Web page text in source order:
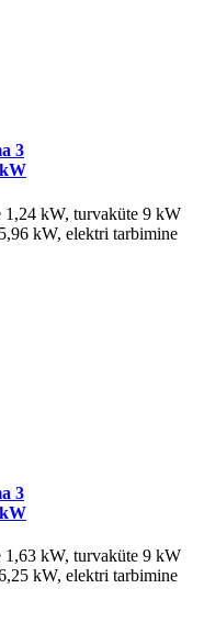
3
kW, turvaküte 9 kW
kW, elektri tarbimine
3
kW, turvaküte 9 kW
kW, elektri tarbimine